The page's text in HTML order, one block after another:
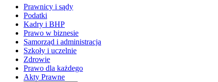
Prawnicy i sądy
Podatki
Kadry i BHP
Prawo w biznesie
Samorząd i administracja
Szkoły i uczelnie
Zdrowie
Prawo dla każdego
Akty Prawne